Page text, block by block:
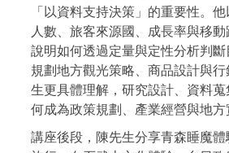
「以資料支持決策」的重要性。
人數、旅客來源國、成長率與移動
說明如何透過定量與定性分析判
規劃地方觀光策略、商品設計與
生更具體理解，研究設計、資料
何成為政策規劃、產業經營與地方
講座後段，陳先生分享青森睡魔